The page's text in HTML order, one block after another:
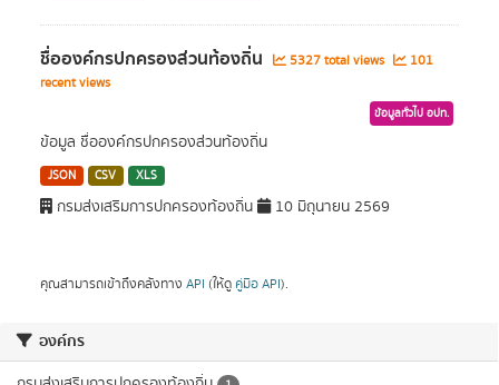
องค์กร
ชื่อองค์กรปกครองส่วนท้องถิ่น 5327 total views
101
recent views
ข้อมูลทั่วไป อปท.
ข้อมูล ชื่อองค์กรปกครองส่วนท้องถิ่น
JSON CSV XLS
กรมส่งเสริมการปกครองท้องถิ่น 10 มิถุนายน 2569
คุณสามารถเข้าถึงคลังทาง API (ให้ดู คู่มือ API).